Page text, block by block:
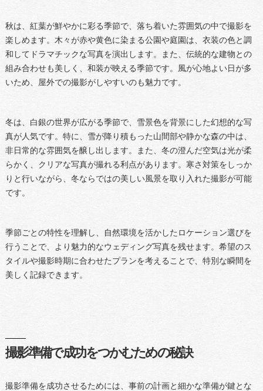
秋は、紅葉が鮮やかに彩る季節で、落ち着いた雰囲気の中で撮影を
楽しめます。木々が赤や黄色に染まる公園や庭園は、衣装の色と調
和してドラマチックな写真を演出します。また、伝統的な建物との
組み合わせも美しく、和装が映える季節です。風が心地よい日が多
いため、屋外での撮影がしやすいのも魅力です。
冬は、白銀の世界が広がる季節で、雪景色を背景にした幻想的な写
真が人気です。特に、雪が降り積もった山間部や静かな森の中は、
非日常的な雰囲気を醸し出します。また、冬の澄んだ空気は光が柔
らかく、クリアな写真が撮れる利点があります。寒さ対策をしっか
りと行いながら、冬ならではの美しい風景を取り入れた撮影が可能
です。
季節ごとの特性を理解し、自然環境を活かしたロケーション選びを
行うことで、より魅力的なウェディング写真を残せます。希望のス
タイルや撮影時期に合わせたプランを考えることで、特別な瞬間を
美しく記録できます。
撮影準備で成功をつかむための秘訣
撮影準備を成功させるためには、事前の計画と細かな準備が鍵とな